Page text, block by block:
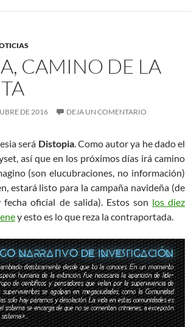
CAMINO DE LA
DE 2016 DEJA UN COMENTARIO
será Distopia. Como autor ya he dado el
así que en los próximos días irá camino
(son elucubraciones, no información)
estará listo para la campaña navideña (de
oficial de salida). Estos son los diez
y esto es lo que reza la contraportada.